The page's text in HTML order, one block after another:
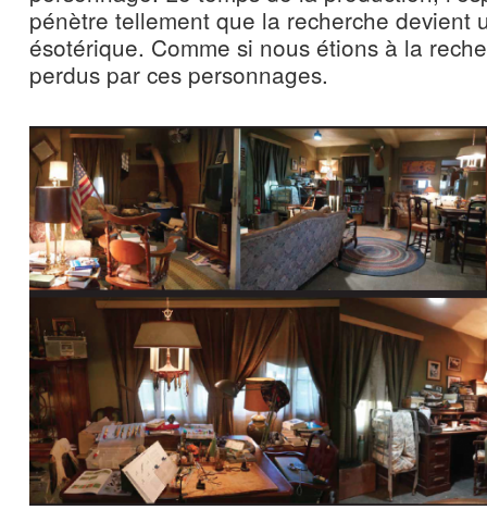
pénètre tellement que la recherche devient
ésotérique. Comme si nous étions à la
perdus par ces personnages.